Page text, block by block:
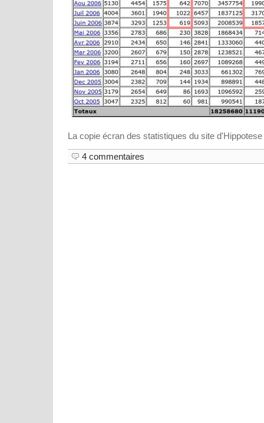
La copie écran des statistiques du site
4 commentaires